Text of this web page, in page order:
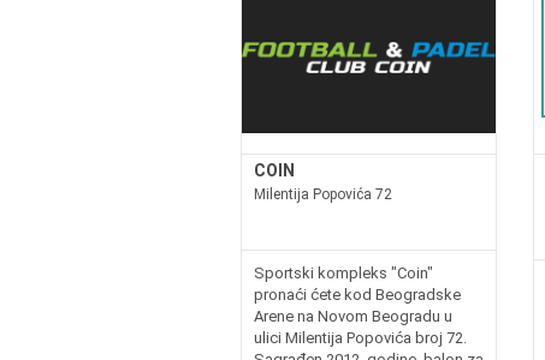
COIN
Milentija Popovića 72
Sportski kompleks "Coin"
pronaći ćete kod Beogradske
Arene na Novom Beogradu u
ulici Milentija Popovića broj 72.